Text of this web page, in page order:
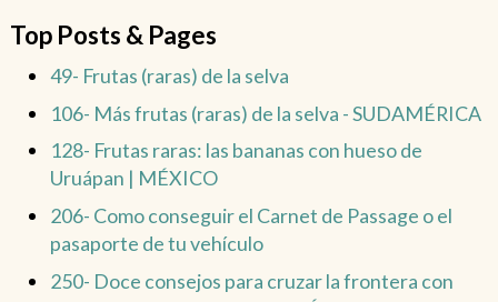
Top Posts & Pages
49- Frutas (raras) de la selva
106- Más frutas (raras) de la selva - SUDAMÉRICA
128- Frutas raras: las bananas con hueso de
Uruápan | MÉXICO
206- Como conseguir el Carnet de Passage o el
pasaporte de tu vehículo
250- Doce consejos para cruzar la frontera con